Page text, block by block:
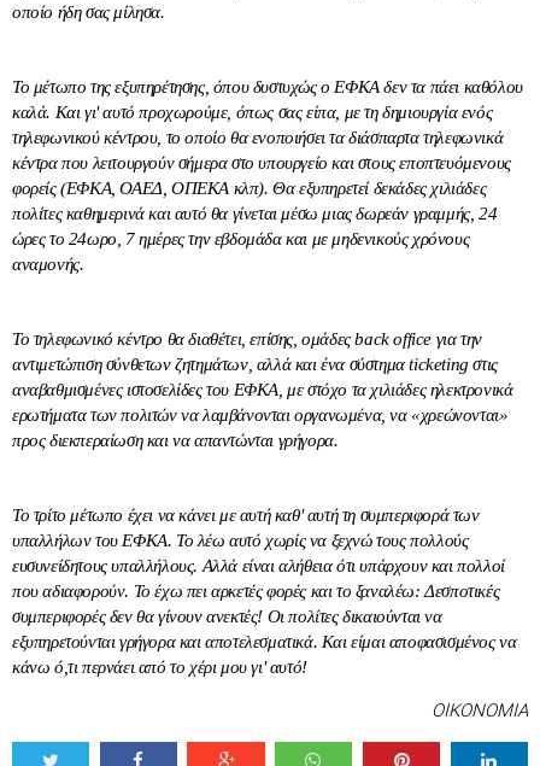
οποίο ήδη σας μίλησα.
Το μέτωπο της εξυπηρέτησης, όπου δυστυχώς ο ΕΦΚΑ δεν τα πάει καθόλου
καλά. Και γι' αυτό προχωρούμε, όπως σας είπα, με τη δημιουργία ενός
τηλεφωνικού κέντρου, το οποίο θα ενοποιήσει τα διάσπαρτα τηλεφωνικά
κέντρα που λειτουργούν σήμερα στο υπουργείο και στους εποπτευόμενους
φορείς (ΕΦΚΑ, ΟΑΕΔ, ΟΠΕΚΑ κλπ). Θα εξυπηρετεί δεκάδες χιλιάδες
πολίτες καθημερινά και αυτό θα γίνεται μέσω μιας δωρεάν γραμμής, 24
ώρες το 24ωρο, 7 ημέρες την εβδομάδα και με μηδενικούς χρόνους
αναμονής.
Το τηλεφωνικό κέντρο θα διαθέτει, επίσης, ομάδες back office για την
αντιμετώπιση σύνθετων ζητημάτων, αλλά και ένα σύστημα ticketing στις
αναβαθμισμένες ιστοσελίδες του ΕΦΚΑ, με στόχο τα χιλιάδες ηλεκτρονικά
ερωτήματα των πολιτών να λαμβάνονται οργανωμένα, να «χρεώνονται»
προς διεκπεραίωση και να απαντώνται γρήγορα.
Το τρίτο μέτωπο έχει να κάνει με αυτή καθ' αυτή τη συμπεριφορά των
υπαλλήλων του ΕΦΚΑ. Το λέω αυτό χωρίς να ξεχνώ τους πολλούς
ευσυνείδητους υπαλλήλους. Αλλά είναι αλήθεια ότι υπάρχουν και πολλοί
που αδιαφορούν. Το έχω πει αρκετές φορές και το ξαναλέω: Δεσποτικές
συμπεριφορές δεν θα γίνουν ανεκτές! Οι πολίτες δικαιούνται να
εξυπηρετούνται γρήγορα και αποτελεσματικά. Και είμαι αποφασισμένος να
κάνω ό,τι περνάει από το χέρι μου γι' αυτό!
ΟΙΚΟΝΟΜΙΑ